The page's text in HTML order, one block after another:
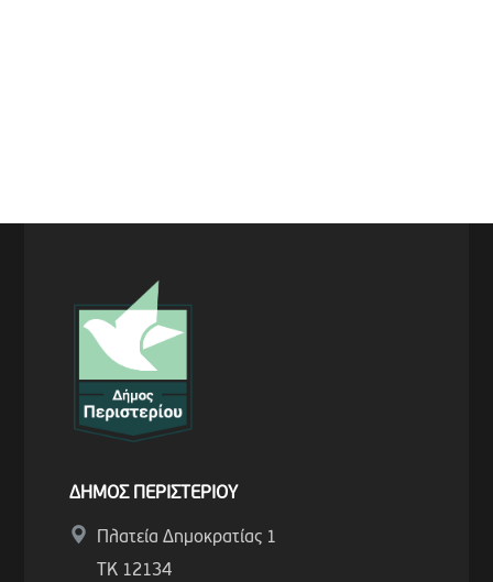
ΔΗΜΟΣ ΠΕΡΙΣΤΕΡΙΟΥ
Πλατεία Δημοκρατίας 1
ΤΚ 12134